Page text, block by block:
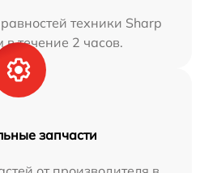
техники Sharp
течение 2 часов.
запчасти